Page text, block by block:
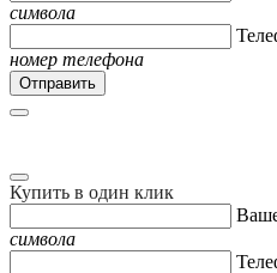
символа
номер телефона
Купить в один клик
символа